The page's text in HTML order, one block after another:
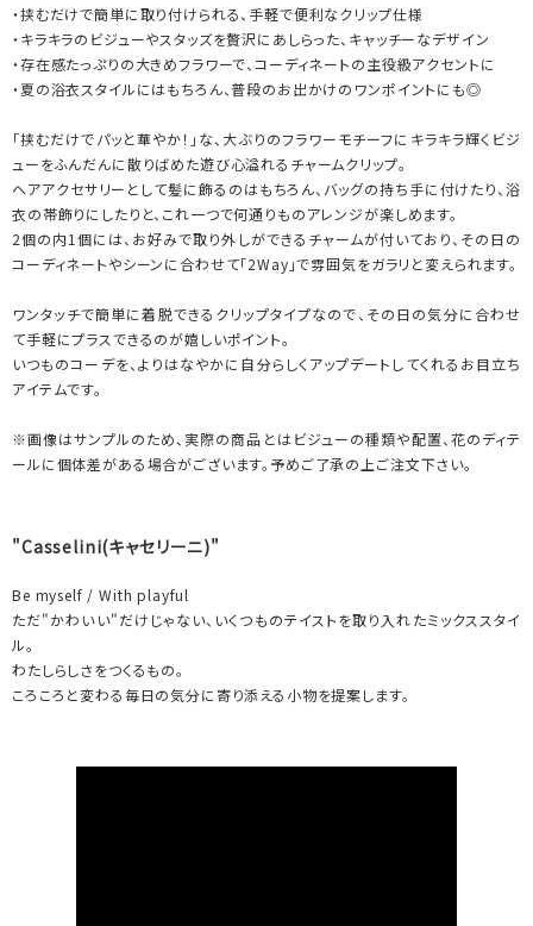
・挟むだけで簡単に取り付けられる、手軽で便利なクリップ仕様
・キラキラのビジューやスタッズを贅沢にあしらった、キャッチーなデザイン
・存在感たっぷりの大きめフラワーで、コーディネートの主役級アクセントに
・夏の浴衣スタイルにはもちろん、普段のお出かけのワンポイントにも◎
「挟むだけでパッと華やか！」な、大ぶりのフラワーモチーフにキラキラ輝くビジ
ューをふんだんに散りばめた遊び心溢れるチャームクリップ。
ヘアアクセサリーとして髪に飾るのはもちろん、バッグの持ち手に付けたり、浴
衣の帯飾りにしたりと、これ一つで何通りものアレンジが楽しめます。
2個の内1個には、お好みで取り外しができるチャームが付いており、その日の
コーディネートやシーンに合わせて「2Way」で雰囲気をガラリと変えられます。
ワンタッチで簡単に着脱できるクリップタイプなので、その日の気分に合わせ
て手軽にプラスできるのが嬉しいポイント。
いつものコーデを、よりはなやかに自分らしくアップデートしてくれるお目立ち
アイテムです。
※画像はサンプルのため、実際の商品とはビジューの種類や配置、花のディテ
ールに個体差がある場合がございます。予めご了承の上ご注文下さい。
"Casselini(キャセリーニ)"
Be myself / With playful
ただ"かわいい"だけじゃない、いくつものテイストを取り入れたミックススタイ
ル。
わたしらしさをつくるもの。
ころころと変わる毎日の気分に寄り添える小物を提案します。